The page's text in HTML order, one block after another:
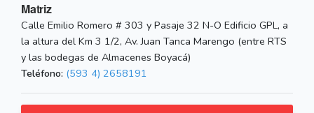
Matriz
Calle Emilio Romero # 303 y Pasaje 32 N-O Edificio GPL, a
la altura del Km 3 1/2, Av. Juan Tanca Marengo (entre RTS
y las bodegas de Almacenes Boyacá)
Teléfono: (593 4) 2658191